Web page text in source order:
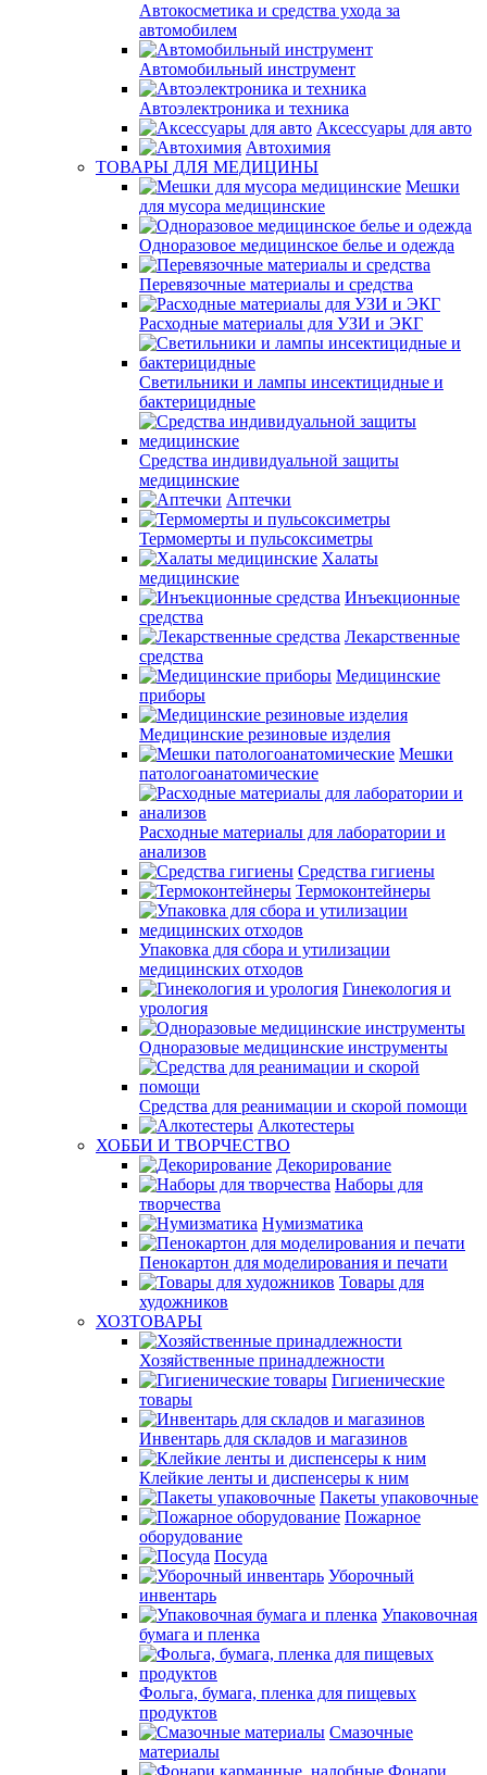
Автокосметика и средства ухода за
автомобилем
Автомобильный инструмент
Автоэлектроника и техника
Аксессуары для авто
Автохимия
ТОВАРЫ ДЛЯ МЕДИЦИНЫ
Мешки
для мусора медицинские
Одноразовое медицинское белье и одежда
Перевязочные материалы и средства
Расходные материалы для УЗИ и ЭКГ
Светильники и лампы инсектицидные и
бактерицидные
Средства индивидуальной защиты
медицинские
Аптечки
Термомерты и пульсоксиметры
Халаты
медицинские
Инъекционные
средства
Лекарственные
средства
Медицинские
приборы
Медицинские резиновые изделия
Мешки
патологоанатомические
Расходные материалы для лаборатории и
анализов
Средства гигиены
Термоконтейнеры
Упаковка для сбора и утилизации
медицинских отходов
Гинекология и
урология
Одноразовые медицинские инструменты
Средства для реанимации и скорой помощи
Алкотестеры
ХОББИ И ТВОРЧЕСТВО
Декорирование
Наборы для
творчества
Нумизматика
Пенокартон для моделирования и печати
Товары для
художников
ХОЗТОВАРЫ
Хозяйственные принадлежности
Гигиенические
товары
Инвентарь для складов и магазинов
Клейкие ленты и диспенсеры к ним
Пакеты упаковочные
Пожарное
оборудование
Посуда
Уборочный
инвентарь
Упаковочная
бумага и пленка
Фольга, бумага, пленка для пищевых
продуктов
Смазочные
материалы
Фонари